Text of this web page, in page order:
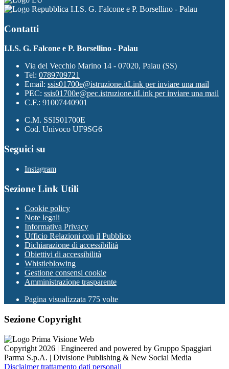
I.I.S. G. Falcone e P. Borsellino - Palau
Contatti
I.I.S. G. Falcone e P. Borsellino - Palau
Via del Vecchio Marino 14 - 07020, Palau (SS)
Tel: 0789709721
Email: ssis01700e@istruzione.itLink per inviare una mail
PEC: ssis01700e@pec.istruzione.itLink per inviare una mail
C.F.: 91007440901
C.M. SSIS01700E
Cod. Univoco UF9SG6
Seguici su
Instagram
Sezione Link Utili
Cookie policy
Note legali
Informativa Privacy
Ufficio Relazioni con il Pubblico
Dichiarazione di accessibilità
Obiettivi di accessibilità
Whistleblowing
Gestione consensi cookie
Amministrazione trasparente
Pagina visualizzata 775 volte
Sezione Copyright
Copyright 2026 | Engineered and powered by Gruppo Spaggiari
Parma S.p.A. | Divisione Publishing & New Social Media
Disclaimer trattamento dati personali